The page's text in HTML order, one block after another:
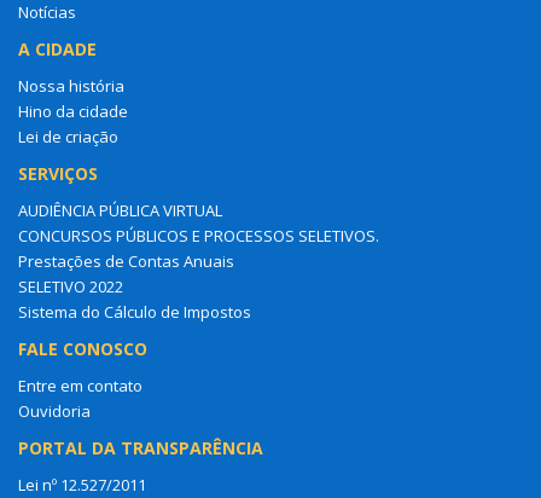
Notícias
A CIDADE
Nossa história
Hino da cidade
Lei de criação
SERVIÇOS
AUDIÊNCIA PÚBLICA VIRTUAL
CONCURSOS PÚBLICOS E PROCESSOS SELETIVOS.
Prestações de Contas Anuais
SELETIVO 2022
Sistema do Cálculo de Impostos
FALE CONOSCO
Entre em contato
Ouvidoria
PORTAL DA TRANSPARÊNCIA
Lei nº 12.527/2011